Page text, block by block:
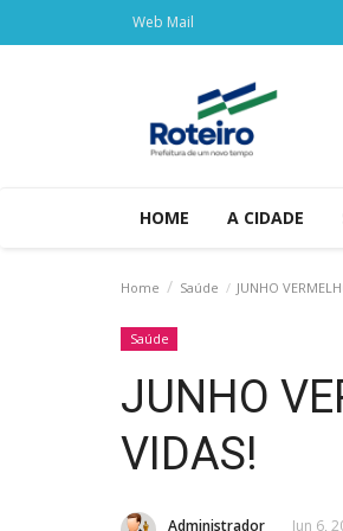
Web Mail
HOME A CIDADE
Home Saúde JUNHO
Saúde
JUNHO
VIDAS!
Administrador Jun 6,